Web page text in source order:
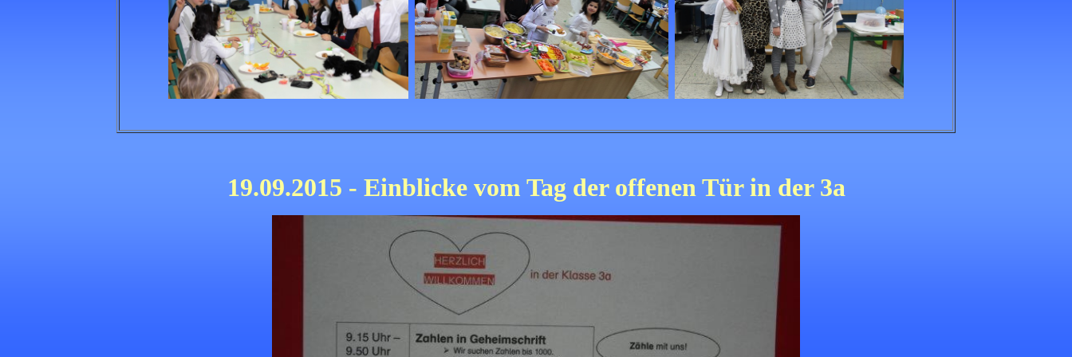
19.09.2015 - Einblicke vom Tag der offenen Tür in der 3a